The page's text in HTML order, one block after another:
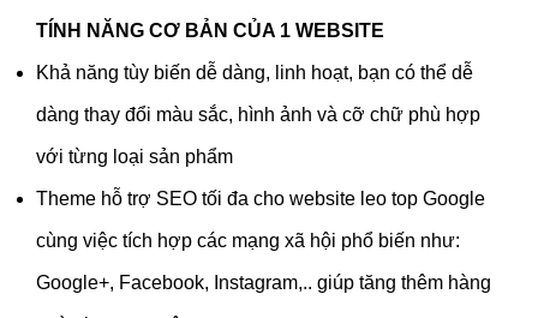
TÍNH NĂNG CƠ BẢN CỦA 1 WEBSITE
Khả năng tùy biến dễ dàng, linh hoạt, bạn có thể dễ
dàng thay đổi màu sắc, hình ảnh và cỡ chữ phù hợp
với từng loại sản phẩm
Theme hỗ trợ SEO tối đa cho website leo top Google
cùng việc tích hợp các mạng xã hội phổ biến như:
Google+, Facebook, Instagram,.. giúp tăng thêm hàng